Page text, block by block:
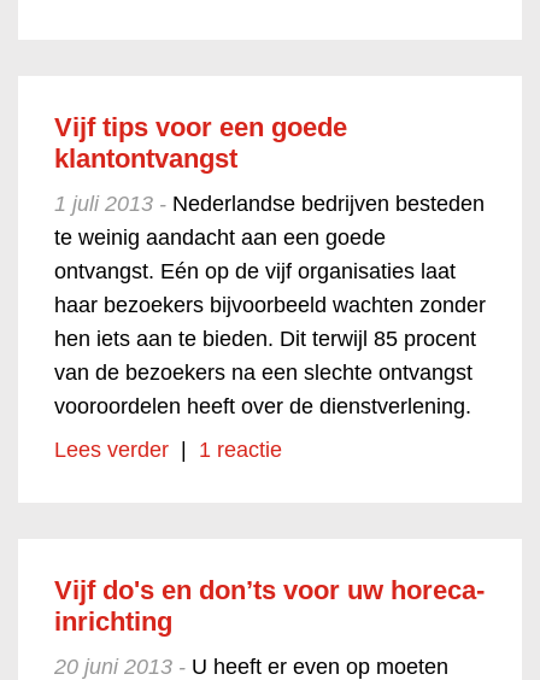
Vijf tips voor een goede
klantontvangst
1 juli 2013 - Nederlandse bedrijven besteden
te weinig aandacht aan een goede
ontvangst. Eén op de vijf organisaties laat
haar bezoekers bijvoorbeeld wachten zonder
hen iets aan te bieden. Dit terwijl 85 procent
van de bezoekers na een slechte ontvangst
vooroordelen heeft over de dienstverlening.
Lees verder
1 reactie
Vijf do's en don’ts voor uw horeca-
inrichting
20 juni 2013 - U heeft er even op moeten